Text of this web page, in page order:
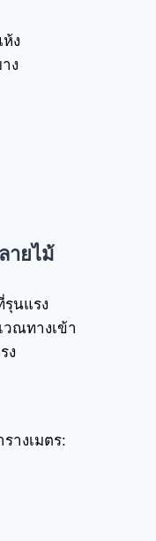
ง
ง
ายไม้
รุนแรง
วณทางเข้า
ง
างเมตร: